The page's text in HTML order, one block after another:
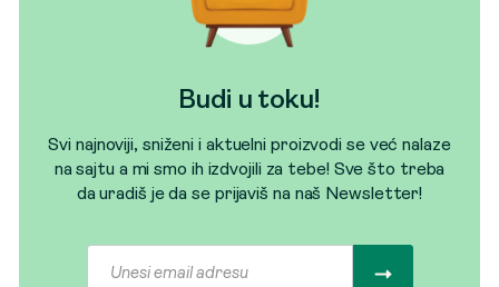
Budi u toku!
Svi najnoviji, sniženi i aktuelni proizvodi se već nalaze
na sajtu a mi smo ih izdvojili za tebe! Sve što treba
da uradiš je da se prijaviš na naš Newsletter!